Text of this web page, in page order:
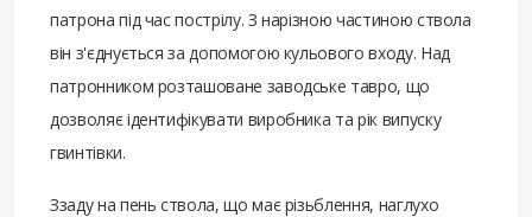
патрона під час пострілу. З нарізною частиною ствола
він з'єднується за допомогою кульового входу. Над
патронником розташоване заводське тавро, що
дозволяє ідентифікувати виробника та рік випуску
гвинтівки.
Ззаду на пень ствола, що має різьблення, наглухо